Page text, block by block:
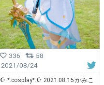
336
58
2021/08/24
☪︎ *.cosplay*.☪︎ 2021.08.15 かみこ